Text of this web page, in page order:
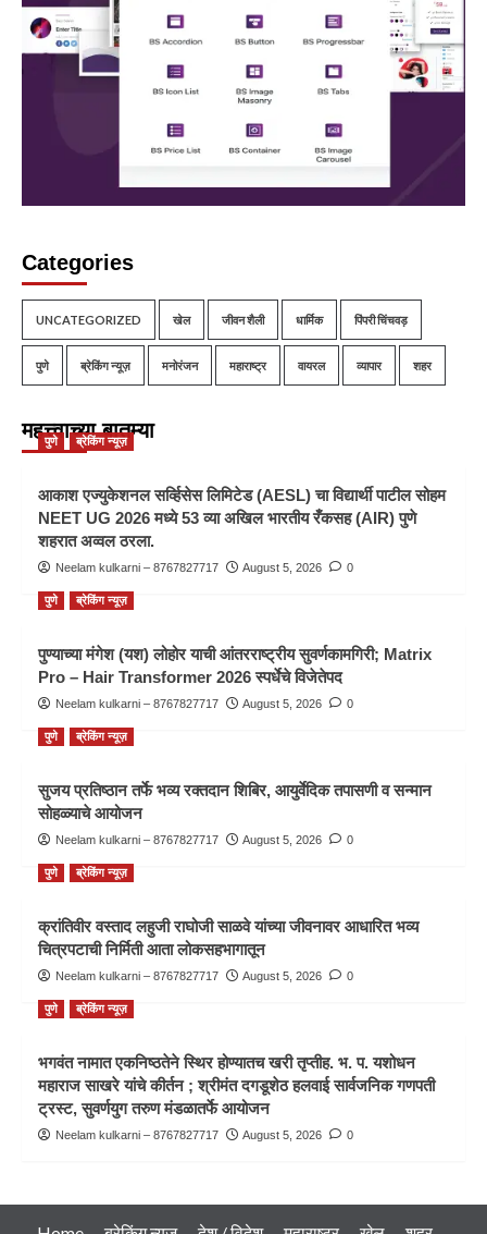
Categories
UNCATEGORIZED खेल जीवन शैली धार्मिक पिंपरी चिंचवड़
पुणे ब्रेकिंग न्यूज़ मनोरंजन महाराष्ट्र वायरल व्यापार शहर
महत्त्वाच्या बातम्या
पुणे ब्रेकिंग न्यूज़
आकाश एज्युकेशनल सर्व्हिसेस लिमिटेड (AESL) चा विद्यार्थी पाटील सोहम
NEET UG 2026 मध्ये 53 व्या अखिल भारतीय रँकसह (AIR) पुणे
शहरात अव्वल ठरला.
Neelam kulkarni – 8767827717 August 5, 2026 0
पुणे ब्रेकिंग न्यूज़
पुण्याच्या मंगेश (यश) लोहोर याची आंतरराष्ट्रीय सुवर्णकामगिरी; Matrix
Pro – Hair Transformer 2026 स्पर्धेचे विजेतेपद
Neelam kulkarni – 8767827717 August 5, 2026 0
पुणे ब्रेकिंग न्यूज़
सुजय प्रतिष्ठान तर्फे भव्य रक्तदान शिबिर, आयुर्वेदिक तपासणी व सन्मान
सोहळ्याचे आयोजन
Neelam kulkarni – 8767827717 August 5, 2026 0
पुणे ब्रेकिंग न्यूज़
क्रांतिवीर वस्ताद लहुजी राघोजी साळवे यांच्या जीवनावर आधारित भव्य
चित्रपटाची निर्मिती आता लोकसहभागातून
Neelam kulkarni – 8767827717 August 5, 2026 0
पुणे ब्रेकिंग न्यूज़
भगवंत नामात एकनिष्ठतेने स्थिर होण्यातच खरी तृप्तीह. भ. प. यशोधन
महाराज साखरे यांचे कीर्तन ; श्रीमंत दगडूशेठ हलवाई सार्वजनिक गणपती
ट्रस्ट, सुवर्णयुग तरुण मंडळातर्फे आयोजन
Neelam kulkarni – 8767827717 August 5, 2026 0